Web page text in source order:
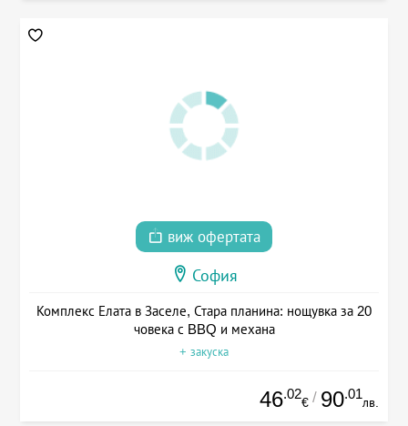
виж офертата
София
Комплекс Елата в Заселе, Стара планина: нощувка за 20
човека с BBQ и механа
+ закуска
46.02
€ / 90.01
лв.